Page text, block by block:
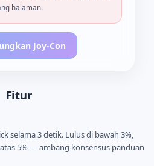
halaman.
Joy-Con
Fitur
selama 3 detik. Lulus di bawah 3%,
5% — ambang konsensus panduan